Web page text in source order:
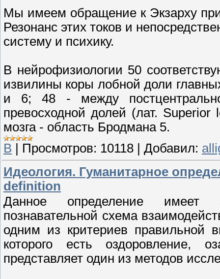
Мы имеем обращение к Экзарху
Резонанс этих токов и
систему и психику.
В нейрофизиологии 50
извилины коры лобной доли
и 6; 48 - между
превосходной долей (лат. Superior
мозга - область Бродмана 5.
В
Просмотров: 10118 Добавил:
Идеология. Гуманитарное
definition
Данное определение имеет
познавательной схема
одним из критериев правильной
которого есть оздоровление,
представляет один из методов